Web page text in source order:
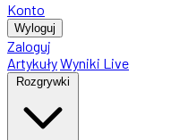
Konto
Wyloguj
Zaloguj
ArtykułyWyniki Live
Rozgrywki